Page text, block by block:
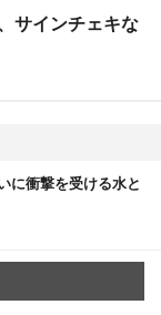
サインチェキな
に衝撃を受ける水と